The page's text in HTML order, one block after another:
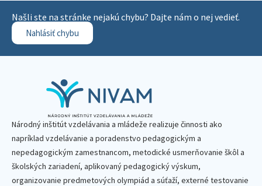
Našli ste na stránke nejakú chybu? Dajte nám o nej vedieť.
Nahlásiť chybu
Národný inštitút vzdelávania a mládeže realizuje činnosti ako
napríklad vzdelávanie a poradenstvo pedagogickým a
nepedagogickým zamestnancom, metodické usmerňovanie škôl a
školských zariadení, aplikovaný pedagogický výskum,
organizovanie predmetových olympiád a súťaží, externé testovanie